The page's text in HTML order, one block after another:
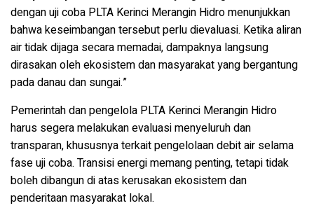
dengan uji coba PLTA Kerinci Merangin Hidro menunjukkan
bahwa keseimbangan tersebut perlu dievaluasi. Ketika aliran
air tidak dijaga secara memadai, dampaknya langsung
dirasakan oleh ekosistem dan masyarakat yang bergantung
pada danau dan sungai.”
Pemerintah dan pengelola PLTA Kerinci Merangin Hidro
harus segera melakukan evaluasi menyeluruh dan
transparan, khususnya terkait pengelolaan debit air selama
fase uji coba. Transisi energi memang penting, tetapi tidak
boleh dibangun di atas kerusakan ekosistem dan
penderitaan masyarakat lokal.